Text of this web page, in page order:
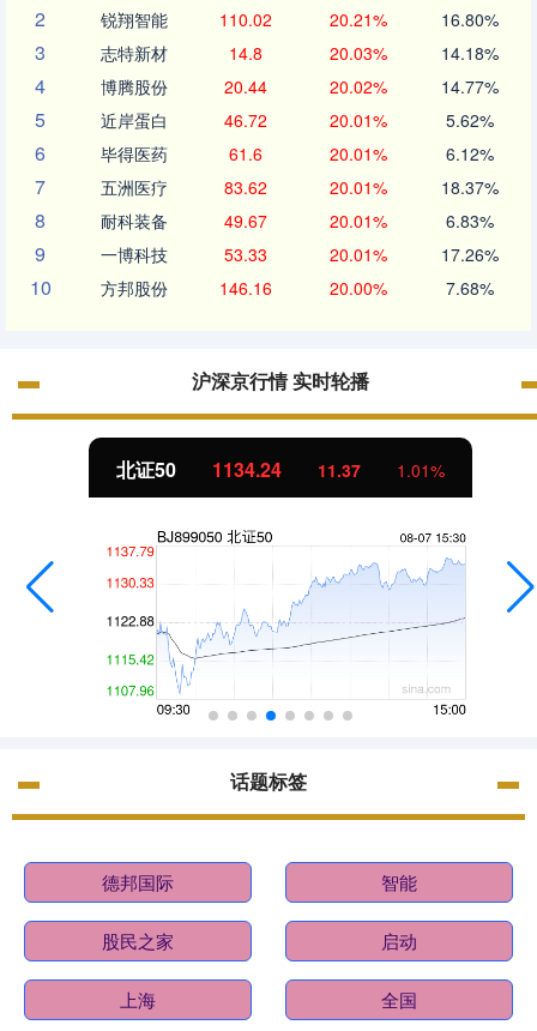
2 锐翔智能 110.02 20.21% 16.80%
3 志特新材 14.8 20.03% 14.18%
4 博腾股份 20.44 20.02% 14.77%
5 近岸蛋白 46.72 20.01% 5.62%
6 毕得医药 61.6 20.01% 6.12%
7 五洲医疗 83.62 20.01% 18.37%
8 耐科装备 49.67 20.01% 6.83%
9 一博科技 53.33 20.01% 17.26%
10 方邦股份 146.16 20.00% 7.68%
沪深京行情 实时轮播
创业板指 3563.12 47.56
话题标签
德邦国际 智能
股民之家 启动
上海 全国